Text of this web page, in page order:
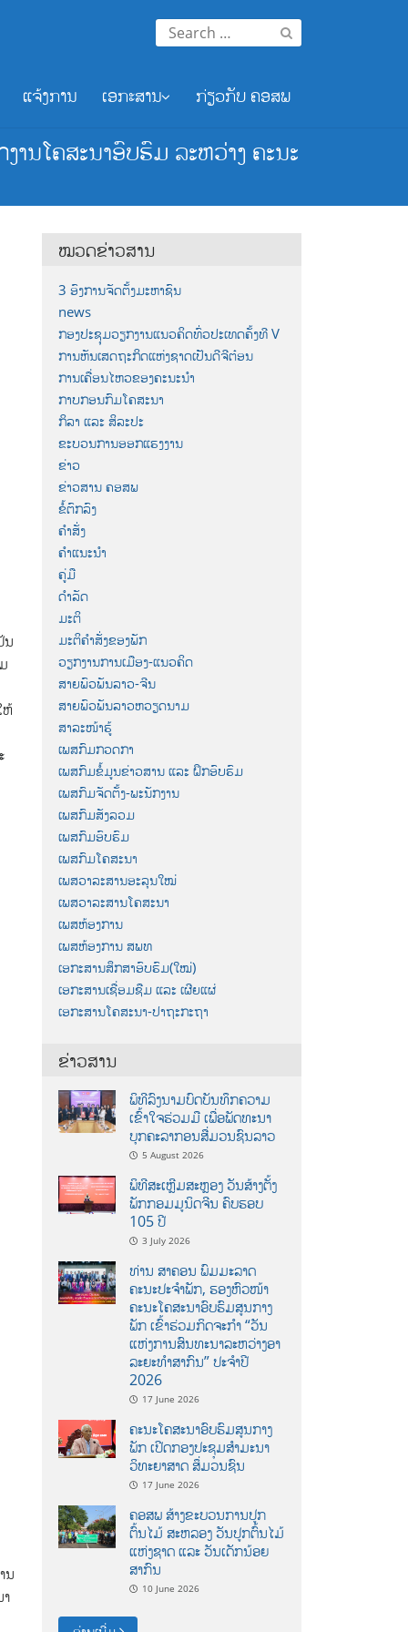
Search
for:
ແຈ້ງການ ເອກະສານ ກ່ຽວກັບ ຄອສພ
ນໂຄສະນາອົບຮົມ ລະຫວ່າງ ຄະນະ
ນ
ຫ້
ນ
ໝວດຂ່າວສານ
3 ອົງການຈັດຕັ້ງມະຫາຊົນ
news
ກອງປະຊຸມວຽກງານແນວຄິດທົ່ວປະເທດຄັ້ງທີ V
ການຫັນເສດຖະກິດແຫ່ງຊາດເປັນດີຈີຕ໋ອນ
ການເຄື່ອນໄຫວຂອງຄະນະນຳ
ກາບກອນກົມໂຄສະນາ
ກິລາ ແລະ ສິລະປະ
ຂະບວນການອອກແຮງງານ
ຂ່າວ
ຂ່າວສານ ຄອສພ
ຂໍ້ຕົກລົງ
ຄຳສັ່ງ
ຄຳແນະນຳ
ຄູ່ມື
ດຳລັດ
ມະຕິ
ມະຕິຄຳສັ່ງຂອງພັກ
ວຽກງານການເມືອງ-ແນວຄິດ
ສາຍພົວພັນລາວ-ຈີນ
ສາຍພົວພັນລາວຫວຽດນາມ
ສາລະໜ້າຮູ້
ເພສກົມກວດກາ
ເພສກົມຂໍ້ມູນຂ່າວສານ ແລະ ຝຶກອົບຮົມ
ເພສກົມຈັດຕັ້ງ-ພະນັກງານ
ເພສກົມສັງລວມ
ເພສກົມອົບຮົມ
ເພສກົມໂຄສະນາ
ເພສວາລະສານອະລຸນໃໝ່
ເພສວາລະສານໂຄສະນາ
ເພສຫ້ອງການ
ເພສຫ້ອງການ ສພທ
ເອກະສານສຶກສາອົບຮົມ(ໃໝ່)
ເອກະສານເຊື່ອມຊືມ ແລະ ເຜີຍແຜ່
ເອກະສານໂຄສະນາ-ປາຖະກະຖາ
ຂ່າວສານ
ພິທີລົງນາມບົດບັນທຶກຄວາມ
ເຂົ້າໃຈຮ່ວມມື ເພື່ອພັດທະນາ
ບຸກຄະລາກອນສື່ມວນຊົນລາວ
5 August 2026
ພິທີສະເຫຼີມສະຫຼອງ ວັນສ້າງຕັ້ງ
ພັກກອມມູນິດຈີນ ຄົບຮອບ
105 ປີ
3 July 2026
ທ່ານ ສາຄອນ ພົມມະລາດ
ຄະນະປະຈໍາພັກ, ຮອງຫົວໜ້າ
ຄະນະໂຄສະນາອົບຮົມສູນກາງ
ພັກ ເຂົ້າຮ່ວມກິດຈະກຳ “ວັນ
ແຫ່ງການສົນທະນາລະຫວ່າງອາ
ລະຍະທຳສາກົນ” ປະຈຳປີ
2026
17 June 2026
ຄະນະໂຄສະນາອົບຮົມສູນກາງ
ພັກ ເປີດກອງປະຊຸມສຳມະນາ
ວິທະຍາສາດ ສຶ່ມວນຊົນ
17 June 2026
ຄອສພ ສ້າງຂະບວນການປູກ
ຕົ້ນໄມ້ ສະຫລອງ ວັນປູກຕົ້ນໄມ້
ແຫ່ງຊາດ ແລະ ວັນເດັກນ້ອຍ
ສາກົນ
10 June 2026